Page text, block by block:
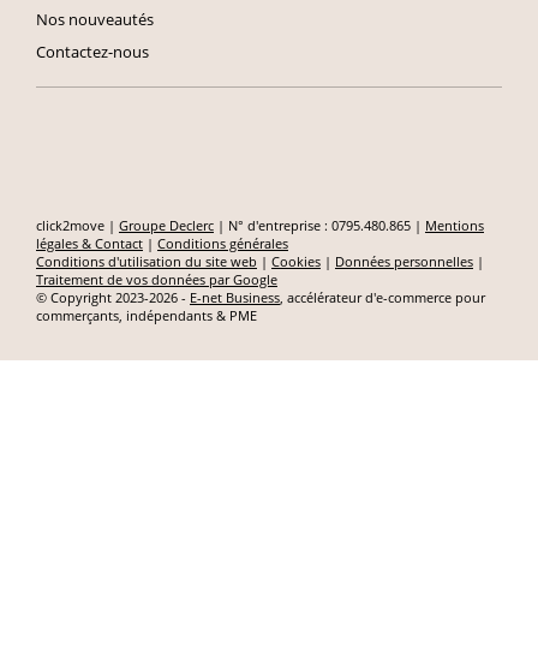
Nos nouveautés
Contactez-nous
click2move | Groupe Declerc | N° d'entreprise : 0795.480.865 | Mentions
légales & Contact | Conditions générales
Conditions d'utilisation du site web | Cookies | Données personnelles |
Traitement de vos données par Google
© Copyright 2023-2026 - E-net Business , accélérateur d'e-commerce pour
commerçants, indépendants & PME